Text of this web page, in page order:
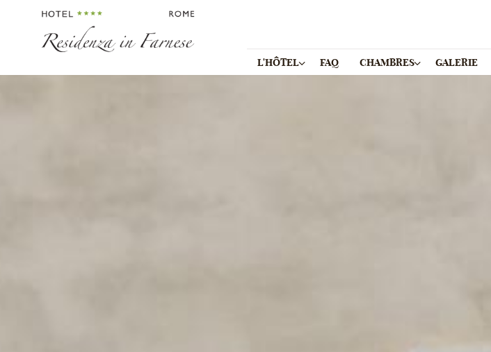
L'HÔTEL FAQ CHAMBRES GALERIE